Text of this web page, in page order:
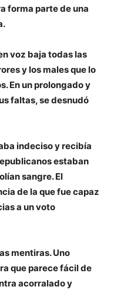
forma parte de una
voz baja todas las
y los males que lo
En un prolongado y
faltas, se desnudó
indeciso y recibía
estaban
sangre. El
de la que fue capaz
a un voto
mentiras. Uno
que parece fácil de
acorralado y